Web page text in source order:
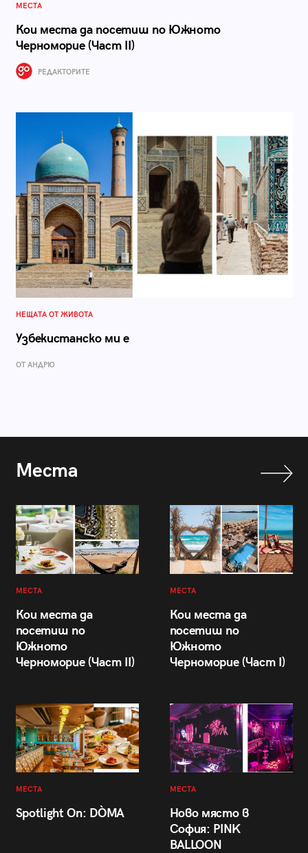
МЕСТА
Кои места да посетиш по Южното
Черноморие (Част II)
РЕДАКТОРИТЕ
НЕЩАТА ОТ ЖИВОТА
Узбекистанско ми е
ОТ АНДРЮ
Места
МЕСТА
Кои места да
посетиш по
Южното
Черноморие (Част II)
МЕСТА
Кои места да
посетиш по
Южното
Черноморие (Част I)
МЕСТА
Spotlight On: DÒMA
МЕСТА
Ново място в
София: PINK
BALLOON